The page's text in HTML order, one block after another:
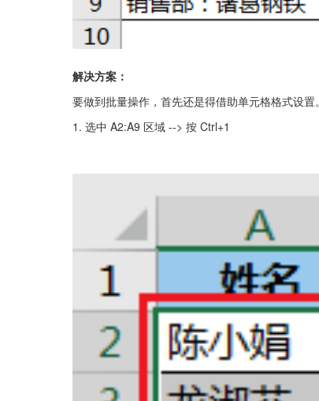
解决方案：
要做到批量操作，首先还是得借助单元格格式设置。
1. 选中 A2:A9 区域 --> 按 Ctrl+1